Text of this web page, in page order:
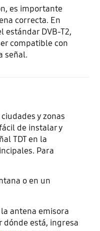
es importante
correcta. En
estándar DVB-T2,
compatible con
señal.
y zonas
de instalar y
TDT en la
Para
o en un
antena emisora
dónde está, ingresa